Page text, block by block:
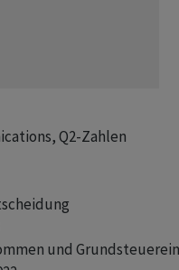
Q2-Zahlen
und